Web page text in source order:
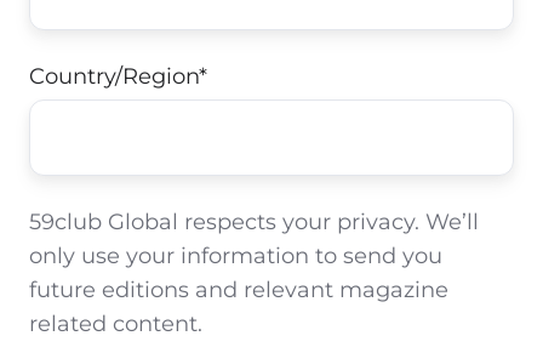
Country/Region*
59club Global respects your privacy. We’ll
only use your information to send you
future editions and relevant magazine
related content.